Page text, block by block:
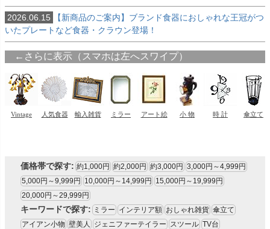
2026.06.15
【新商品のご案内】ブランド食器におしゃれな王冠がつ
いたプレートなど食器・クラウン登場！
価格帯で探す: 約1,000円 約2,000円 約3,000円 3,000円～4,999円
5,000円～9,999円
10,000円～14,999円
15,000円～19,999円
20,000円～29,999円
キーワードで探す: ミラー インテリア額 おしゃれ雑貨 傘立て
アイアン小物 壁美人 ジェニファーテイラー スツール TV台